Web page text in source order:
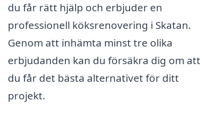
du får rätt hjälp och erbjuder en
professionell köksrenovering i Skatan.
Genom att inhämta minst tre olika
erbjudanden kan du försäkra dig om att
du får det bästa alternativet för ditt
projekt.